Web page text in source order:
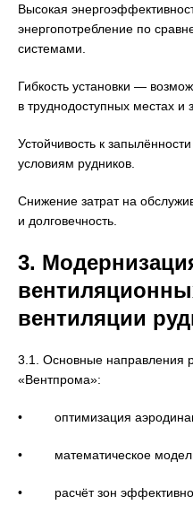
Высокая
энергопотребление по
системами.
Гибкость установки —
в труднодоступных местах и
Устойчивость к
условиям рудников.
Снижение затрат на
и долговечность.
3.
вентиляции
3.1. Основные направления
«Вентпрома»:
• оптимизация
• математическое
• расчёт зон